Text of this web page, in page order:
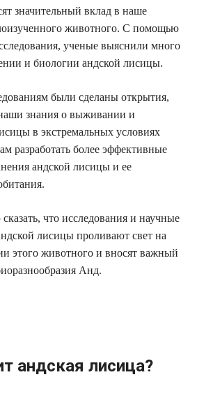
значительный вклад в наше
животного. С помощью
ученые выяснили много
и биологии андской лисицы.
были сделаны открытия,
знания о выживании и
в экстремальных условиях
разработать более эффективные
андской лисицы и ее
что исследования и научные
лисицы проливают свет на
этого животного и вносят важный
Анд.
андская лисица?